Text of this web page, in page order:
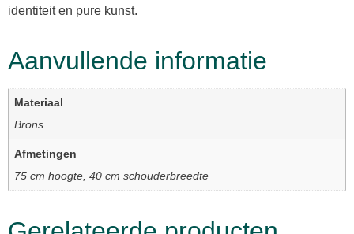
identiteit en pure kunst.
Aanvullende informatie
Materiaal
Brons
Afmetingen
75 cm hoogte, 40 cm schouderbreedte